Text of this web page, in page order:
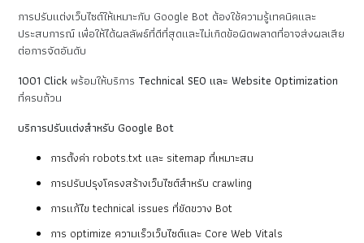
การปรับแต่งเว็บไซต์ให้เหมาะกับ Google Bot ต้องใช้ความรู้เทคนิคและ
ประสบการณ์ เพื่อให้ได้ผลลัพธ์ที่ดีที่สุดและไม่เกิดข้อผิดพลาดที่อาจส่งผลเสีย
ต่อการจัดอันดับ
1001 Click พร้อมให้บริการ Technical SEO และ Website Optimization
ที่ครบถ้วน
บริการปรับแต่งสำหรับ Google Bot
การตั้งค่า robots.txt และ sitemap ที่เหมาะสม
การปรับปรุงโครงสร้างเว็บไซต์สำหรับ crawling
การแก้ไข technical issues ที่ขัดขวาง Bot
การ optimize ความเร็วเว็บไซต์และ Core Web Vitals